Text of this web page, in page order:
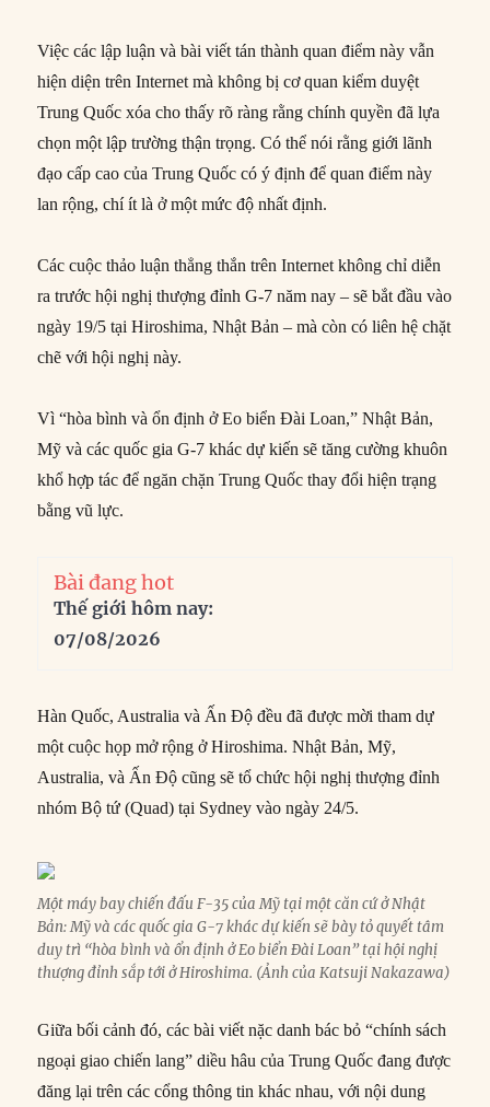
Việc các lập luận và bài viết tán thành quan điểm này vẫn
hiện diện trên Internet mà không bị cơ quan kiểm duyệt
Trung Quốc xóa cho thấy rõ ràng rằng chính quyền đã lựa
chọn một lập trường thận trọng. Có thể nói rằng giới lãnh
đạo cấp cao của Trung Quốc có ý định để quan điểm này
lan rộng, chí ít là ở một mức độ nhất định.
Các cuộc thảo luận thẳng thắn trên Internet không chỉ diễn
ra trước hội nghị thượng đỉnh G-7 năm nay – sẽ bắt đầu vào
ngày 19/5 tại Hiroshima, Nhật Bản – mà còn có liên hệ chặt
chẽ với hội nghị này.
Vì “hòa bình và ổn định ở Eo biển Đài Loan,” Nhật Bản,
Mỹ và các quốc gia G-7 khác dự kiến sẽ tăng cường khuôn
khổ hợp tác để ngăn chặn Trung Quốc thay đổi hiện trạng
bằng vũ lực.
Bài đang hot
Thế giới hôm nay:
07/08/2026
Hàn Quốc, Australia và Ấn Độ đều đã được mời tham dự
một cuộc họp mở rộng ở Hiroshima. Nhật Bản, Mỹ,
Australia, và Ấn Độ cũng sẽ tổ chức hội nghị thượng đỉnh
nhóm Bộ tứ (Quad) tại Sydney vào ngày 24/5.
Một máy bay chiến đấu F-35 của Mỹ tại một căn cứ ở Nhật
Bản: Mỹ và các quốc gia G-7 khác dự kiến sẽ bày tỏ quyết tâm
duy trì “hòa bình và ổn định ở Eo biển Đài Loan” tại hội nghị
thượng đỉnh sắp tới ở Hiroshima. (Ảnh của Katsuji Nakazawa)
Giữa bối cảnh đó, các bài viết nặc danh bác bỏ “chính sách
ngoại giao chiến lang” diều hâu của Trung Quốc đang được
đăng lại trên các cổng thông tin khác nhau, với nội dung